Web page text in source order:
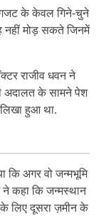
गजट के केवल गिने-चुने
नहीं मोड़ सकते जिनमें
राजीव धवन ने
अदालत के सामने पेश
हुआ था.
कि अगर वो जन्मभूमि
ने कहा कि जन्मस्थान
के लिए दूसरा ज़मीन के